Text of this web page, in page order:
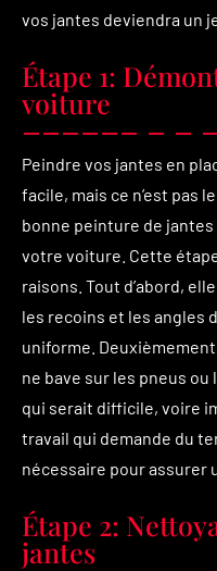
vos jantes deviendra un
Étape 1:
voiture
Peindre vos jantes en
facile, mais ce n’est pas
bonne peinture de
votre voiture. Cette
raisons. Tout d’abord,
les recoins et les angles
uniforme.
ne bave sur les pneus
qui serait difficile, voire
travail qui demande du
nécessaire pour assurer
Étape 2:
jantes